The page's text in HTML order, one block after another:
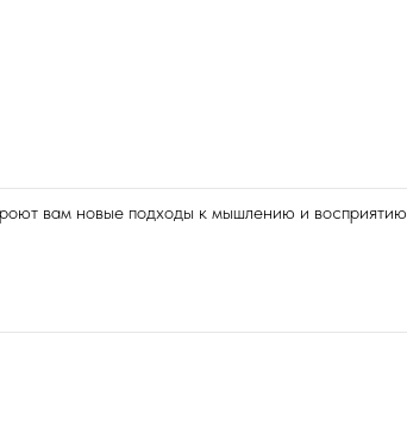
вам новые подходы к мышлению и восприятию.